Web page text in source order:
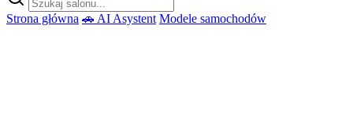
Strona główna 🚗 AI Asystent Modele samochodów